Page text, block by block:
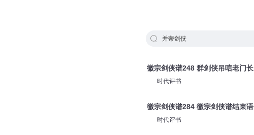
并蒂剑侠
徽宗剑侠谱248 群剑侠吊唁老门长
时代评书
徽宗剑侠谱284 徽宗剑侠谱结束语
时代评书